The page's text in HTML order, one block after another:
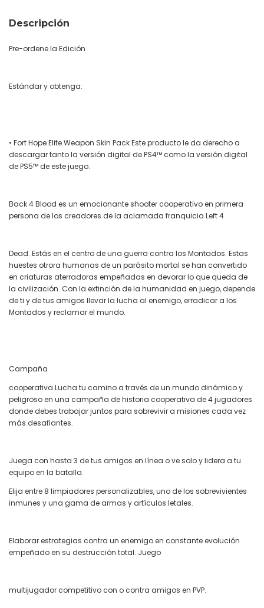
Descripción
Pre-ordene la Edición
Estándar y obtenga:
• Fort Hope Elite Weapon Skin Pack Este producto le da derecho a
descargar tanto la versión digital de PS4™ como la versión digital
de PS5™ de este juego.
Back 4 Blood es un emocionante shooter cooperativo en primera
persona de los creadores de la aclamada franquicia Left 4
Dead. Estás en el centro de una guerra contra los Montados. Estas
huestes otrora humanas de un parásito mortal se han convertido
en criaturas aterradoras empeñadas en devorar lo que queda de
la civilización. Con la extinción de la humanidad en juego, depende
de ti y de tus amigos llevar la lucha al enemigo, erradicar a los
Montados y reclamar el mundo.
Campaña
cooperativa Lucha tu camino a través de un mundo dinámico y
peligroso en una campaña de historia cooperativa de 4 jugadores
donde debes trabajar juntos para sobrevivir a misiones cada vez
más desafiantes.
Juega con hasta 3 de tus amigos en línea o ve solo y lidera a tu
equipo en la batalla.
Elija entre 8 limpiadores personalizables, uno de los sobrevivientes
inmunes y una gama de armas y artículos letales.
Elaborar estrategias contra un enemigo en constante evolución
empeñado en su destrucción total. Juego
multijugador competitivo con o contra amigos en PVP.